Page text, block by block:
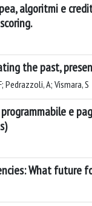
algoritmi e
the past,
A; Vismara, S
e
What future